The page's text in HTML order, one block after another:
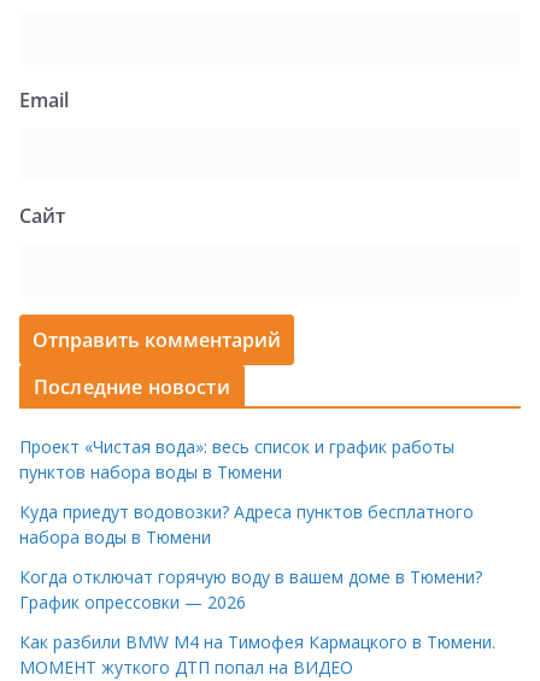
Email
Сайт
Последние новости
Проект «Чистая вода»: весь список и график работы
пунктов набора воды в Тюмени
Куда приедут водовозки? Адреса пунктов бесплатного
набора воды в Тюмени
Когда отключат горячую воду в вашем доме в Тюмени?
График опрессовки — 2026
Как разбили BMW M4 на Тимофея Кармацкого в Тюмени.
МОМЕНТ жуткого ДТП попал на ВИДЕО